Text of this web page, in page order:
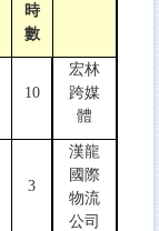
時
數
10
宏林
跨媒
體
3
漢龍
國際
物流
公司